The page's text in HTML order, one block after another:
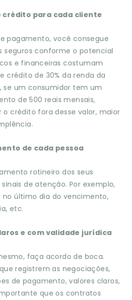
crédito para cada cliente
pagamento, você consegue
seguros conforme o potencial
e financeiras costumam
crédito de 30% da renda da
se um consumidor tem um
de 500 reais mensais,
crédito fora desse valor, maior
de cada pessoa
rotineiro dos seus
de atenção. Por exemplo,
último dia do vencimento,
etc.
e com validade jurídica
faça acordo de boca.
registrem as negociações,
de pagamento, valores claros,
que os contratos